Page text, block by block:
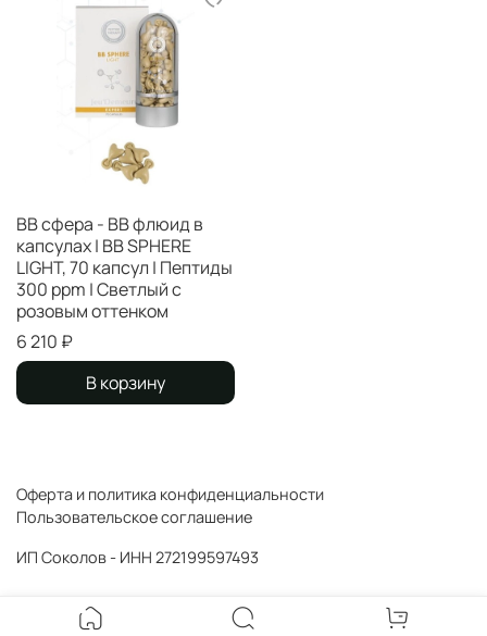
ВВ сфера - ВВ флюид в
капсулах | BB SPHERE
LIGHT, 70 капсул | Пептиды
300 ppm | Светлый с
розовым оттенком
6 210 ₽
В корзину
Оферта и политика конфиденциальности
Пользовательское соглашение
ИП Соколов - ИНН 272199597493